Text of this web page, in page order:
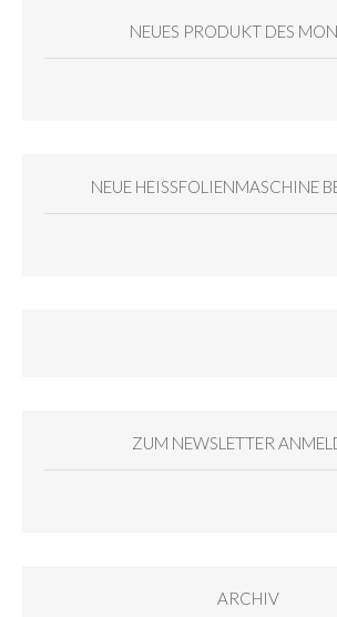
NEUES PRODUKT DES
NEUE HEISSFOLIENMASCHINE
ZUM NEWSLETTER
ARCHIV